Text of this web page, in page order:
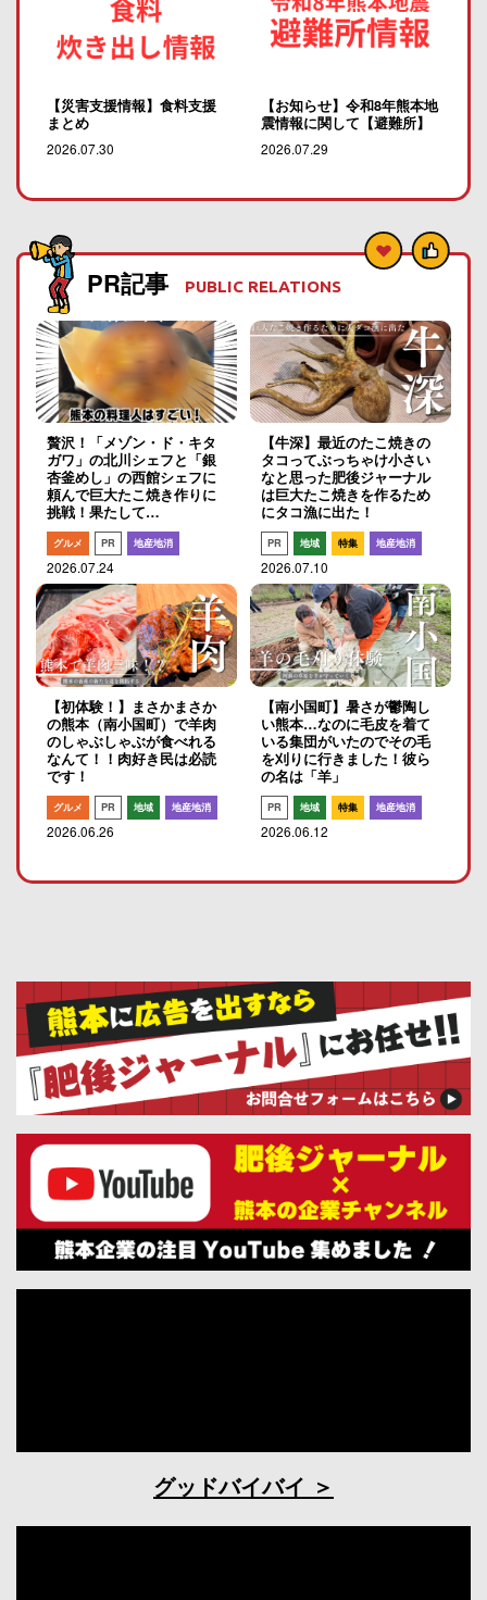
【災害支援情報】食料支援
まとめ
2026.07.30
【お知らせ】令和8年熊本地
震情報に関して【避難所】
2026.07.29
PR記事 PUBLIC RELATIONS
贅沢！「メゾン・ド・キタ
ガワ」の北川シェフと「銀
杏釜めし」の西館シェフに
頼んで巨大たこ焼き作りに
挑戦！果たして…
グルメ PR 地産地消
2026.07.24
【牛深】最近のたこ焼きの
タコってぶっちゃけ小さい
なと思った肥後ジャーナル
は巨大たこ焼きを作るため
にタコ漁に出た！
PR 地域 特集 地産地消
2026.07.10
【初体験！】まさかまさか
の熊本（南小国町）で羊肉
のしゃぶしゃぶが食べれる
なんて！！肉好き民は必読
です！
グルメ PR 地域 地産地消
2026.06.26
【南小国町】暑さが鬱陶し
い熊本…なのに毛皮を着て
いる集団がいたのでその毛
を刈りに行きました！彼ら
の名は「羊」
PR 地域 特集 地産地消
2026.06.12
グッドバイバイ